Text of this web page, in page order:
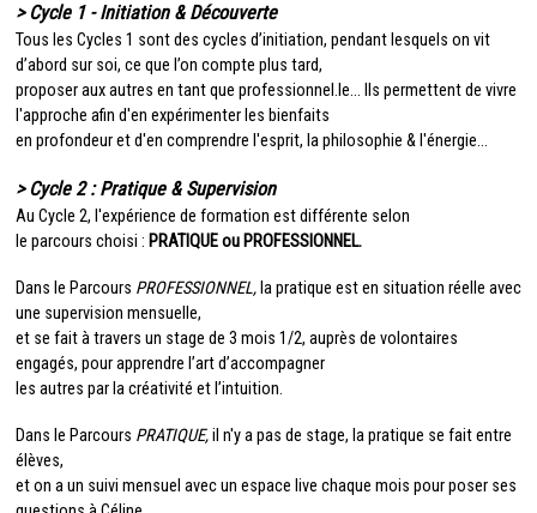
> Cycle 1 - Initiation & Découverte
Tous les Cycles 1 sont des cycles d’initiation, pendant lesquels on vit
d’abord sur soi, ce que l’on compte plus tard,
proposer aux autres en tant que professionnel.le… Ils permettent de vivre
l'approche afin d'en expérimenter les bienfaits
en profondeur et d'en comprendre l'esprit, la philosophie & l'énergie...
> Cycle 2 : Pratique & Supervision
Au Cycle 2, l'expérience de formation est différente selon
le parcours choisi : PRATIQUE ou PROFESSIONNEL.
Dans le Parcours PROFESSIONNEL, la pratique est en situation réelle avec
une supervision mensuelle,
et se fait à travers un stage de 3 mois 1/2, auprès de volontaires
engagés, pour apprendre l’art d’accompagner
les autres par la créativité et l’intuition.
Dans le Parcours PRATIQUE,il n'y a pas de stage, la pratique se fait entre
élèves,
et on a un suivi mensuel avec un espace live chaque mois pour poser ses